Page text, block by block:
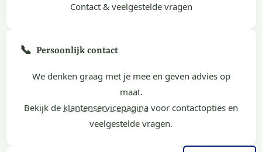
Contact & veelgestelde vragen
📞 Persoonlijk contact
We denken graag met je mee en geven advies op
maat.
Bekijk de klantenservicepagina voor contactopties en
veelgestelde vragen.